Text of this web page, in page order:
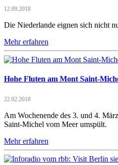
12.09.2018
Die Niederlande eignen sich nicht
Mehr erfahren
Hohe Fluten am Mont Saint-
22.02.2018
Am Wochenende des 3. und 4.
Saint-Michel vom Meer umspült.
Mehr erfahren